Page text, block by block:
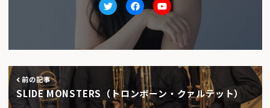
TwitterfacebookYoutube
前の記事
SLIDE MONSTERS（トロンボーン・クァルテット）